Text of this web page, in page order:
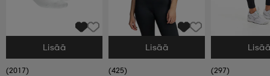
Valitse Koko
Lisää
(2017)
Valitse Koko
Lisää
(425)
Valitse Koko
(297)